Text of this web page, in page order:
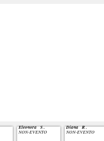
Eleonora S .
NON-EVENTO
Diana R .
NON-EVENTO